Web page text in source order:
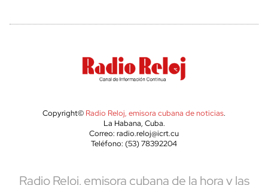
Copyright© Radio Reloj, emisora cubana de noticias.
La Habana, Cuba.
Correo: radio.reloj@icrt.cu
Teléfono: (53) 78392204
Radio Reloj, emisora cubana de la hora y las